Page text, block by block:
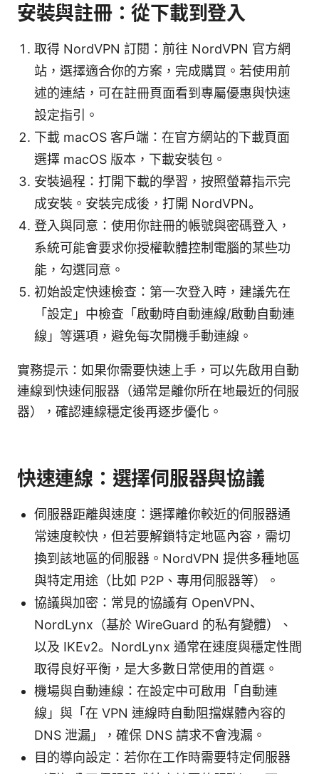
安裝與註冊：從下載到登入
取得 NordVPN 訂閱：前往 NordVPN 官方網
站，選擇適合你的方案，完成購買。若使用前
述的連結，可在註冊頁面看到專屬優惠與快速
設定指引。
下載 macOS 客戶端：在官方網站的下載頁面
選擇 macOS 版本，下載安裝包。
安裝過程：打開下載的學習，按照螢幕指示完
成安裝。安裝完成後，打開 NordVPN。
登入與同意：使用你註冊的帳號與密碼登入，
系統可能會要求你授權軟體控制電腦的某些功
能，勾選同意。
初始設定快速檢查：第一次登入時，建議先在
「設定」中檢查「啟動時自動連線/啟動自動連
線」等選項，避免每次開機手動連線。
實務提示：如果你需要快速上手，可以先啟用自動
連線到快速伺服器（通常是離你所在地最近的伺服
器），確認連線穩定後再逐步優化。
快速連線：選擇伺服器與協議
伺服器距離與速度：選擇離你較近的伺服器通
常速度較快，但若要解鎖特定地區內容，需切
換到該地區的伺服器。NordVPN 提供多種地區
與特定用途（比如 P2P、專用伺服器等）。
協議與加密：常見的協議有 OpenVPN、
NordLynx（基於 WireGuard 的私有變體）、
以及 IKEv2。NordLynx 通常在速度與穩定性間
取得良好平衡，是大多數日常使用的首選。
機場與自動連線：在設定中可啟用「自動連
線」與「在 VPN 連線時自動阻擋媒體內容的
DNS 泄漏」，確保 DNS 請求不會洩漏。
目的導向設定：若你在工作時需要特定伺服器